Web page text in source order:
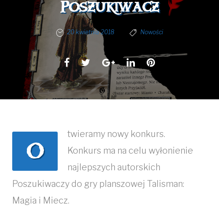
Poszukiwacz
20 kwietnia 2018 Nowości
Facebook
TwitterGoogle+
LinkedInPinterest
O
twieramy nowy konkurs.
Konkurs ma na celu wyłonienie
najlepszych autorskich
Poszukiwaczy do gry planszowej Talisman:
Magia i Miecz.